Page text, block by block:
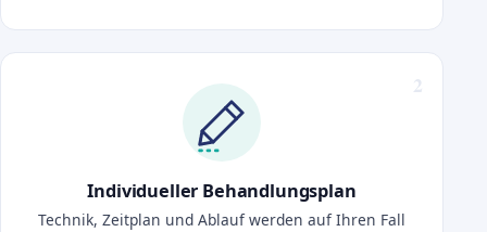
Individueller Behandlungsplan
Technik, Zeitplan und Ablauf werden auf Ihren Fall